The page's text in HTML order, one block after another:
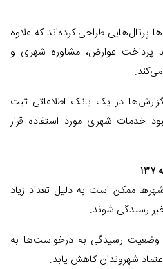
طراحی کرده‌اند که علاوه
پرداخت عوارض، مشاوره شهری و
در یک بانک اطلاعاتی ثبت
خدمات شهری مورد استفاده قرار
ممکن است به دلیل تعداد زیاد
رسیدگی شوند.
وضعیت رسیدگی به درخواست‌ها به
شهروندان کاهش یابد.